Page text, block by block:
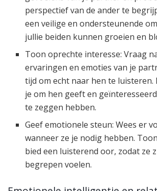
perspectief van de ander te
een veilige en ondersteunende
jullie beiden kunnen groeien en
Toon oprechte interesse: Vraag
ervaringen en emoties van je
tijd om echt naar hen te luisteren.
je om hen geeft en
te zeggen hebben.
Geef emotionele steun: Wees er
wanneer ze je nodig hebben.
bied een luisterend oor, zodat ze
begrepen voelen.